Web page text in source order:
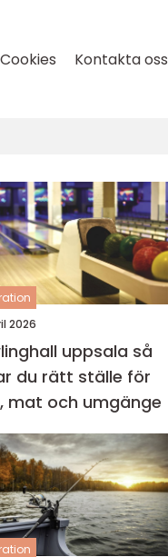
Cookies Kontakta oss
2026
uppsala så
du rätt ställe för
mat och umgänge